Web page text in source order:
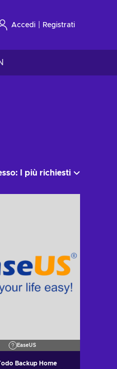
Accedi Registrati
I più richiesti
EaseUS
Backup Home